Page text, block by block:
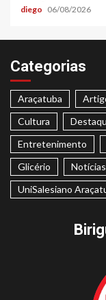
diego 06/08/2026
Categorias
Araçatuba
Cultura
Entretenimento
Glicério
Notícias
UniSalesiano